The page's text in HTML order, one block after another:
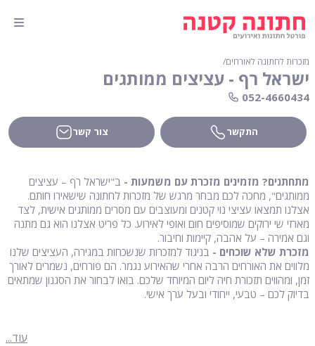
מזכרות לחתונה לאורחים∕
ישראל רף - עציצים ממותגים
052-4660434
התקשר צור קשר
מתחתנים? מזמינים מזכרת עם משמעות - ב"ישראל רף – עציצים
ממותגים", מחכה לכם מבחר מרגש של מזכרות לחתונה שישאירו חותם.
אצלנו תמצאו עציצי נוי קטנים ומעוצבים עם מסרים ממותגים אישית, לצד
מארזי שי ירוקים שמוסיפים חום ואופי לאירוע. כל פריט אצלנו הוא גם מתנה
וגם אמירה – על אהבה, קיימות וחיבור.
מזכרת שלא שוכחים - בניגוד למזכרות שנשכחות במגירה, העציצים שלנו
מלווים את האורחים הרבה אחרי שהאירוע נגמר. הם פורחים, נשמרים לאורך
זמן, ומהווים תזכורת חיה ליום המיוחד שלכם. בואו לבחור את הסגנון שמתאים
בדיוק לכם – טבעי, ייחודי ובעל ערך אישי.
עוד...